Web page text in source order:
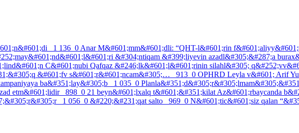
1 136 0 Anar M&#601;mm&#601;dli: “QHT-l&#601;rin
&#304;ntiqam &#399;liyevin azadl&#305;&#287;a
C&#601;nubi Qafqaz &#246;lk&#601;l&#601;rinin silahl&#305;
&#601;fv s&#601;r&#601;ncam&#305;… 913 0 OPHRD Leyla v&#601; Arif
ba&#351;lay&#305;b
1 035 0
etm&#601;lidir
898 0 21 beyn&#601;lxalq t&#601;&#351;kilat Az&#601;rbaycanda
1 056 0 &#220;&#231;qat salto 969 0 N&#601;tic&#601;siz qalan